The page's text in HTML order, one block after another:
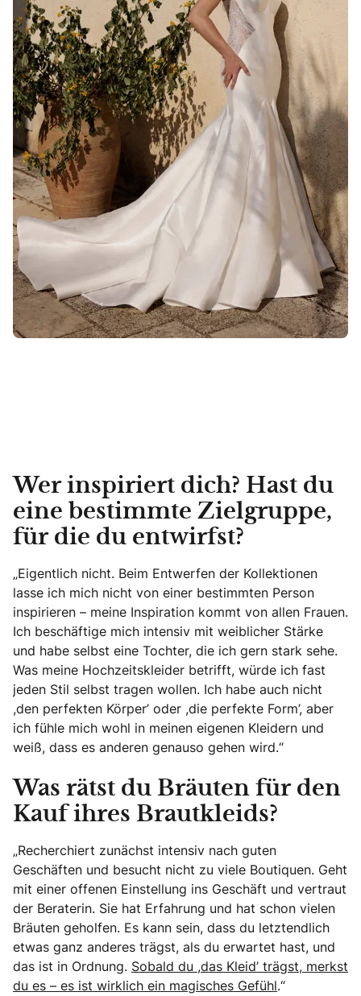
Wer inspiriert dich? Hast du
eine bestimmte Zielgruppe,
für die du entwirfst?
„Eigentlich nicht. Beim Entwerfen der Kollektionen
lasse ich mich nicht von einer bestimmten Person
inspirieren – meine Inspiration kommt von allen Frauen.
Ich beschäftige mich intensiv mit weiblicher Stärke
und habe selbst eine Tochter, die ich gern stark sehe.
Was meine Hochzeitskleider betrifft, würde ich fast
jeden Stil selbst tragen wollen. Ich habe auch nicht
,den perfekten Körper’ oder ,die perfekte Form’, aber
ich fühle mich wohl in meinen eigenen Kleidern und
weiß, dass es anderen genauso gehen wird.“
Was rätst du Bräuten für den
Kauf ihres Brautkleids?
„Recherchiert zunächst intensiv nach guten
Geschäften und besucht nicht zu viele Boutiquen. Geht
mit einer offenen Einstellung ins Geschäft und vertraut
der Beraterin. Sie hat Erfahrung und hat schon vielen
Bräuten geholfen. Es kann sein, dass du letztendlich
etwas ganz anderes trägst, als du erwartet hast, und
das ist in Ordnung. Sobald du ,das Kleid’ trägst, merkst
du es – es ist wirklich ein magisches Gefühl.“